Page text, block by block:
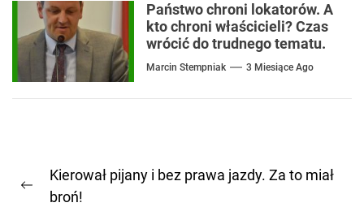
Państwo chroni lokatorów. A
kto chroni właścicieli? Czas
wrócić do trudnego tematu.
Marcin Stempniak 3 Miesiące Ago
wpisu
Previous
Kierował pijany i bez prawa jazdy. Za to miał
broń!